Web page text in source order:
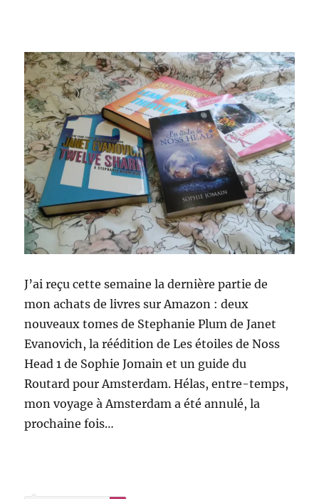
J’ai reçu cette semaine la dernière partie de
mon achats de livres sur Amazon : deux
nouveaux tomes de Stephanie Plum de Janet
Evanovich, la réédition de Les étoiles de Noss
Head 1 de Sophie Jomain et un guide du
Routard pour Amsterdam. Hélas, entre-temps,
mon voyage à Amsterdam a été annulé, la
prochaine fois…